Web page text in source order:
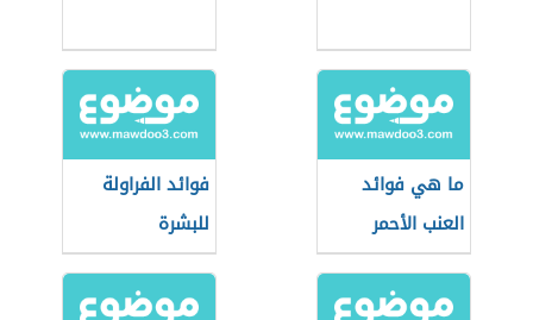
ما هي فوائد
العنب الأحمر
فوائد الفراولة
للبشرة